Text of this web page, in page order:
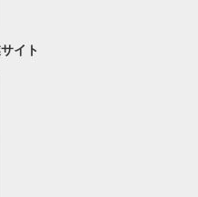
イト